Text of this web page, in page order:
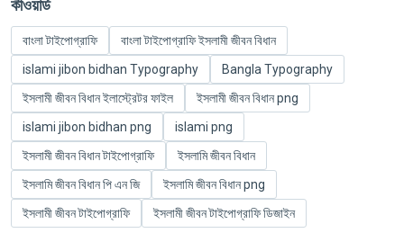
কীওয়ার্ড
বাংলা টাইপোগ্রাফি
বাংলা টাইপোগ্রাফি ইসলামী জীবন বিধান
islami jibon bidhan Typography
Bangla Typography
ইসলামী জীবন বিধান ইলাস্ট্রেটর ফাইল
ইসলামী জীবন বিধান png
islami jibon bidhan png
islami png
ইসলামী জীবন বিধান টাইপোগ্রাফি
ইসলামি জীবন বিধান
ইসলামি জীবন বিধান পি এন জি
ইসলামি জীবন বিধান png
ইসলামী জীবন টাইপোগ্রাফি
ইসলামী জীবন টাইপোগ্রাফি ডিজাইন